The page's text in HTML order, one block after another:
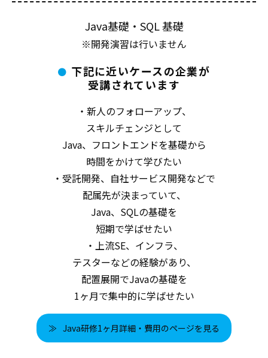
Java基礎・SQL 基礎
※開発演習は行いません
下記に近いケースの企業が
受講されています
・新人のフォローアップ、
スキルチェンジとして
Java、フロントエンドを基礎から
時間をかけて学びたい
・受託開発、自社サービス開発などで
配属先が決まっていて、
Java、SQLの基礎を
短期で学ばせたい
・上流SE、 インフラ、
テスターなどの経験があり、
配置展開でJavaの基礎を
1ヶ月で集中的に学ばせたい
Java研修1ヶ月詳細・費用のページを見る